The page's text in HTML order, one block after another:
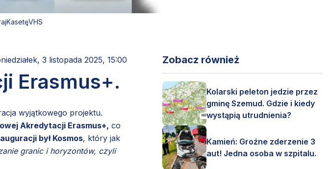
3 listopada 2025, 15:00
Erasmus+.
wyjątkowego projektu.
Akredytacji Erasmus+, co
był Kosmos, który jak
granic i horyzontów, czyli
Zobacz również
Kolarski peleton jedzie przez
gminę Szemud. Gdzie i kiedy
wystąpią utrudnienia?
Kamień: Groźne zderzenie 3
aut! Jedna osoba w szpitalu.